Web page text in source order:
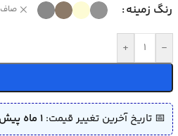
رنگ زمینه صاف
-
+
📅 تاریخ آخرین تغییر قیمت: 1 ماه پیش (1405/04/07)